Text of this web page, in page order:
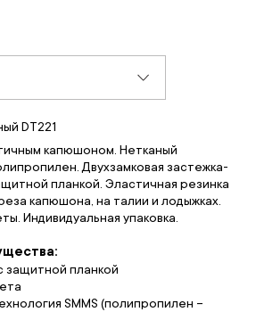
DT221
капюшоном. Нетканый
Двухзамковая застежка-
планкой. Эластичная резинка
капюшона, на талии и лодыжках.
Индивидуальная упаковка.
защитной планкой
SMMS (полипропилен –